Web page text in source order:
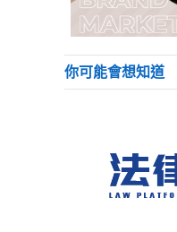
你可能會想知道